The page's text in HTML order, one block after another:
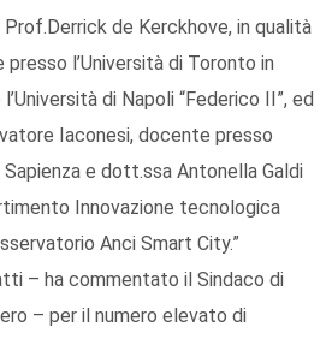
de Kerckhove, in qualità
l’Università di Toronto in
di Napoli “Federico II”, ed
Iaconesi, docente presso
Sapienza e dott.ssa Antonella Galdi
Innovazione tecnologica
Anci Smart City.”
– ha commentato il Sindaco di
– per il numero elevato di